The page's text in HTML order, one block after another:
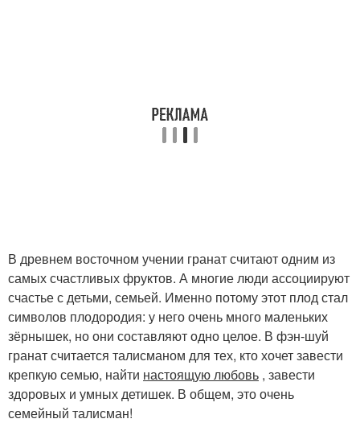
В древнем восточном учении гранат считают одним из
самых счастливых фруктов. А многие люди ассоциируют
счастье с детьми, семьей. Именно потому этот плод стал
символов плодородия: у него очень много маленьких
зёрнышек, но они составляют одно целое. В фэн-шуй
гранат считается талисманом для тех, кто хочет завести
крепкую семью, найти настоящую любовь , завести
здоровых и умных детишек. В общем, это очень
семейный талисман!